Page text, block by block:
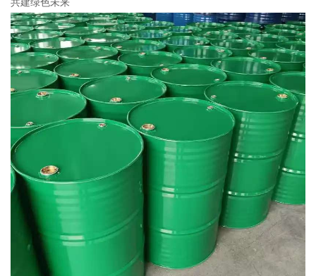
共建绿色未来